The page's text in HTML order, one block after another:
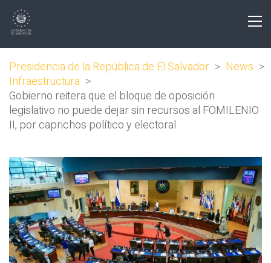
Presidencia de la República de El Salvador > News >
Infraestructura >
Gobierno reitera que el bloque de oposición
legislativo no puede dejar sin recursos al FOMILENIO
II, por caprichos político y electoral